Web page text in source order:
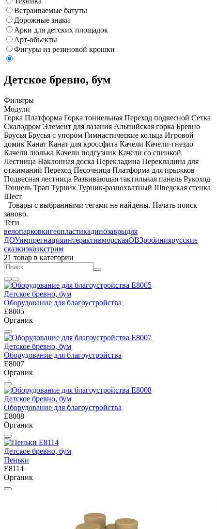
Встраиваемые батуты
Дорожные знаки
Арки для детских площадок
Арт-объекты
Фигуры из резиновой крошки
Детское бревно, бум
Фильтры
Модули
Горка Платформа Горка тоннельная Переход подвесной Сетка
Скалодром Элемент для лазания Альпийская горка Бревно
Брусья Брусья с упором Гимнастические кольца Игровой
домик Канат Канат для кроссфита Качели Качели-гнездо
Качели люлька Качели подгузник Качели со спинкой
Лестница Наклонная доска Перекладина Перекладина для
отжиманий Переход Песочница Платформа для прыжков
Подвесная лестница Развивающая тактильная панель Рукоход
Тоннель Трап Турник Турник-разнохватный Шведская стенка
Шест
Товары с выбранными тегами не найдены. Начать поиск
заново.
Теги
велопарковкигеопластикадинозаврыдля
ДОУимпрегнацияинтерактивморскаяОВЗробиниярусские
сказкиэкоэкстрим
21 товар в категории
Детское бревно, бум
Оборудование для благоустройства
E8005
Органик
Детское бревно, бум
Оборудование для благоустройства
E8007
Органик
Детское бревно, бум
Оборудование для благоустройства
E8008
Органик
Детское бревно, бум
Пеньки
E8114
Органик